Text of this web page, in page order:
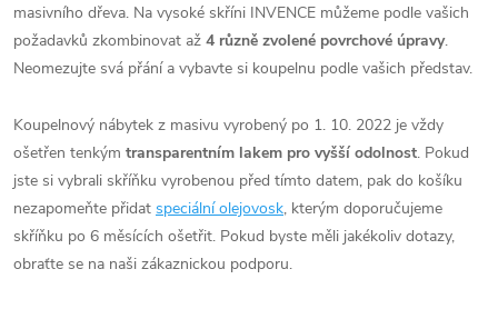
masivního dřeva. Na vysoké skříni INVENCE můžeme podle vašich
požadavků zkombinovat až 4 různě zvolené povrchové úpravy.
Neomezujte svá přání a vybavte si koupelnu podle vašich představ.
Koupelnový nábytek z masivu vyrobený po 1. 10. 2022 je vždy
ošetřen tenkým transparentním lakem pro vyšší odolnost. Pokud
jste si vybrali skříňku vyrobenou před tímto datem, pak do košíku
nezapomeňte přidat speciální olejovosk, kterým doporučujeme
skříňku po 6 měsících ošetřit. Pokud byste měli jakékoliv dotazy,
obraťte se na naši zákaznickou podporu.